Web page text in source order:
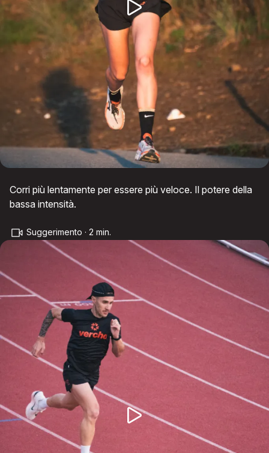
Corri più lentamente per essere più veloce. Il potere della
bassa intensità.
Suggerimento · 2 min.